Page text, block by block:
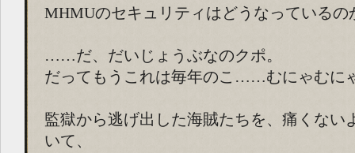
MHMUのセキュリティはどうなっているの
……だ、だいじょうぶなのクポ。
だってもうこれは毎年のこ……むにゃむに
監獄から逃げ出した海賊たちを、痛くない
いて、